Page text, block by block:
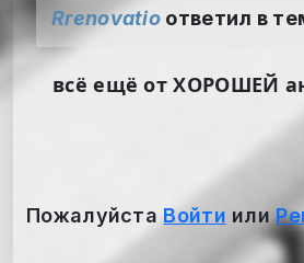
Rrenovatio ответил в
всё ещё от ХОРОШЕЙ
Пожалуйста Войти или